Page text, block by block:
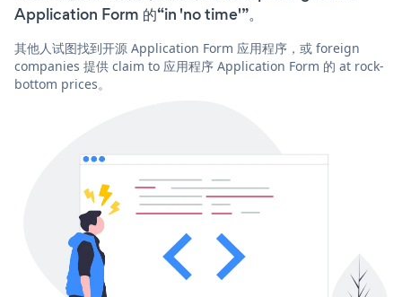
Application Form 的“in 'no time'”。
其他人试图找到开源 Application Form 应用程序，或 foreign
companies 提供 claim to 应用程序 Application Form 的 at rock-
bottom prices。